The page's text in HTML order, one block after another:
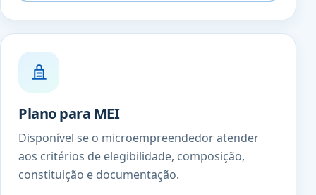
Plano para MEI
Disponível se o microempreendedor atender
aos critérios de elegibilidade, composição,
constituição e documentação.